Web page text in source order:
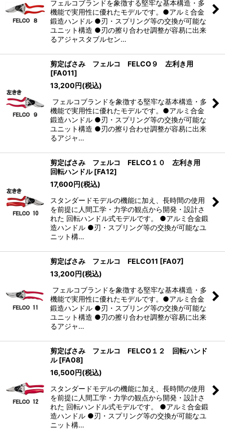
フェルコブランドを象徴する堅牢な基本構造・多
機能で実用性に優れたモデルです。●アルミ合金
鍛造ハンドル ●刃・スプリング等の交換が可能な
ユニット構造 ●刃の擦り合わせ調整が容易に出来
るアジャスタブルセン…
剪定ばさみ フェルコ FELCO９ 左利き用
[FA011]
13,200円(税込)
フェルコブランドを象徴する堅牢な基本構造・多
機能で実用性に優れたモデルです。●アルミ合金
鍛造ハンドル ●刃・スプリング等の交換が可能な
ユニット構造 ●刃の擦り合わせ調整が容易に出来
るアジャ…
剪定ばさみ フェルコ FELCO１０ 左利き用
回転ハンドル [FA12]
17,600円(税込)
スタンダードモデルの機能に加え、長時間の使用
を前提に人間工学・力学の観点から開発・設計さ
れた 回転ハンドル式モデルです。 ●アルミ合金鍛
造ハンドル ●刃・スプリング等の交換が可能なユ
ニット構…
剪定ばさみ フェルコ FELCO11 [FA07]
13,200円(税込)
フェルコブランドを象徴する堅牢な基本構造・多
機能で実用性に優れたモデルです。●アルミ合金
鍛造ハンドル ●刃・スプリング等の交換が可能な
ユニット構造 ●刃の擦り合わせ調整が容易に出来
るアジャ…
剪定ばさみ フェルコ FELCO１２ 回転ハンド
ル [FA08]
16,500円(税込)
スタンダードモデルの機能に加え、長時間の使用
を前提に人間工学・力学の観点から開発・設計さ
れた 回転ハンドル式モデルです。 ●アルミ合金鍛
造ハンドル ●刃・スプリング等の交換が可能なユ
ニット構…